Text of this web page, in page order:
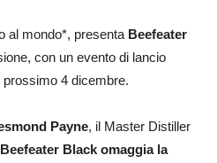
al mondo*, presenta Beefeater
con un evento di lancio
4 dicembre.
Payne, il Master Distiller
Beefeater Black omaggia la